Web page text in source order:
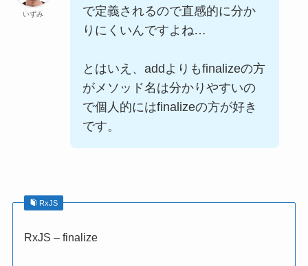
いずみ
で定義されるので直感的に分か
りにくいんですよね…
とはいえ、addよりもfinalizeの方
がメソッド名は分かりやすいの
で個人的にはfinalizeの方が好き
です。
RxJS
RxJS – finalize